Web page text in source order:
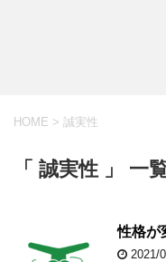
HOME > 誠実性
「 誠実性 」 一
性格が
2021/